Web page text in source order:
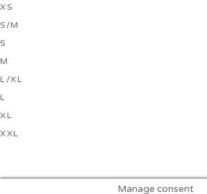
XS
S/M
S
M
L/XL
L
XL
XXL
Manage consent